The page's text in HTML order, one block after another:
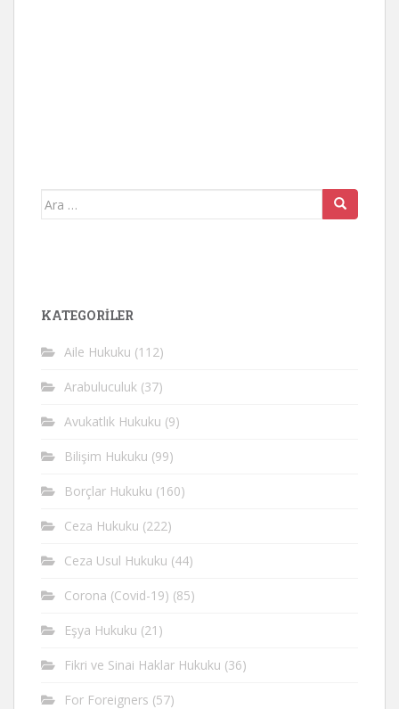
Arama
KATEGORİLER
Aile Hukuku (112)
Arabuluculuk (37)
Avukatlık Hukuku (9)
Bilişim Hukuku (99)
Borçlar Hukuku (160)
Ceza Hukuku (222)
Ceza Usul Hukuku (44)
Corona (Covid-19) (85)
Eşya Hukuku (21)
Fikri ve Sinai Haklar Hukuku (36)
For Foreigners (57)